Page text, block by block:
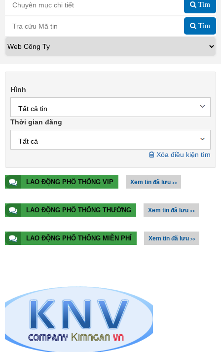
Tìm
Tìm
Hình
Tất cả tin
Thời gian đăng
Tất cả
Xóa điều kiện tìm
LAO ĐỘNG PHỔ THÔNG VIP Xem tin đã lưu >>
LAO ĐỘNG PHỔ THÔNG THƯỜNG Xem tin đã lưu >>
LAO ĐỘNG PHỔ THÔNG MIỄN PHÍ Xem tin đã lưu >>